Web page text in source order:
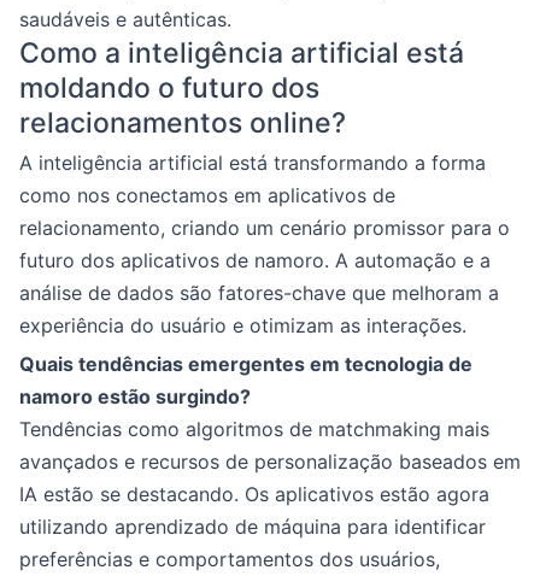
saudáveis e autênticas.
Como a inteligência artificial está
moldando o futuro dos
relacionamentos online?
A inteligência artificial está transformando a forma
como nos conectamos em aplicativos de
relacionamento, criando um cenário promissor para o
futuro dos aplicativos de namoro. A automação e a
análise de dados são fatores-chave que melhoram a
experiência do usuário e otimizam as interações.
Quais tendências emergentes em tecnologia de
namoro estão surgindo?
Tendências como algoritmos de matchmaking mais
avançados e recursos de personalização baseados em
IA estão se destacando. Os aplicativos estão agora
utilizando aprendizado de máquina para identificar
preferências e comportamentos dos usuários,